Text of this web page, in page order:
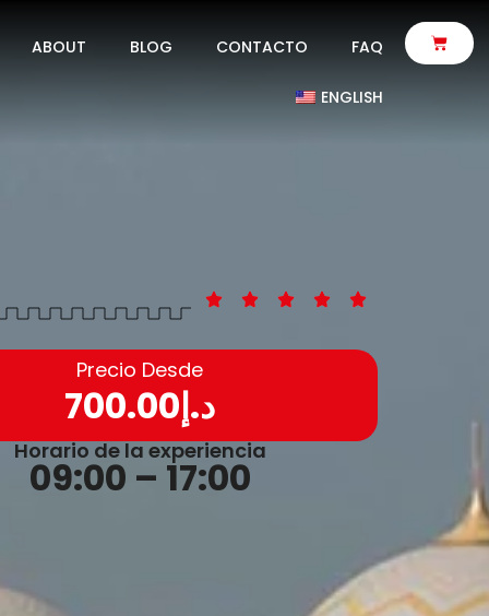
ABOUT BLOG CONTACTO FAQ
ENGLISH
Precio Desde
د.إ700.00
Horario de la experiencia
09:00 – 17:00